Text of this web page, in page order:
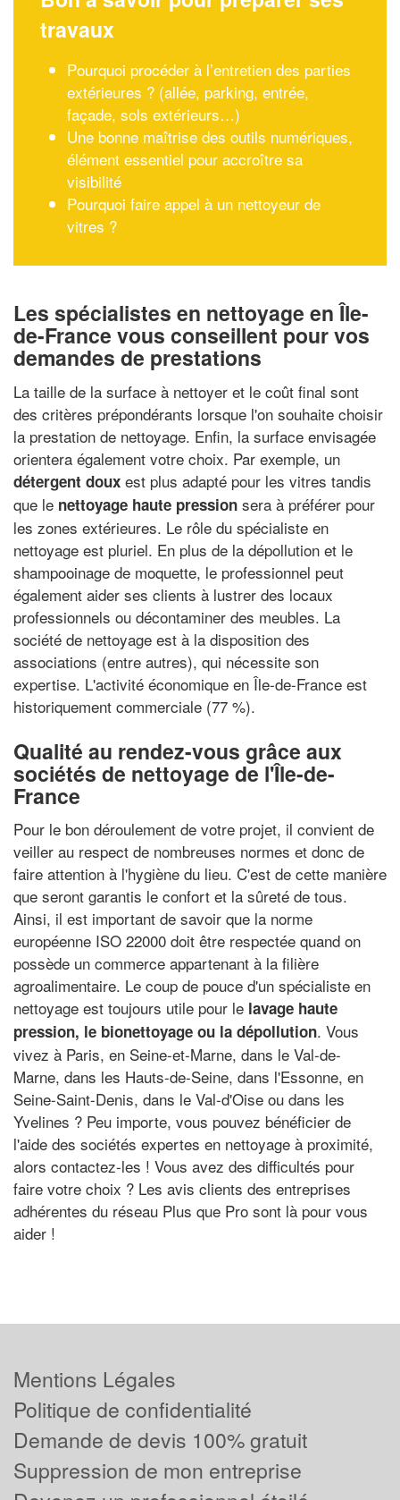
travaux
Pourquoi procéder à l’entretien des parties
extérieures ? (allée, parking, entrée,
façade, sols extérieurs…)
Une bonne maîtrise des outils numériques,
élément essentiel pour accroître sa
visibilité
Pourquoi faire appel à un nettoyeur de
vitres ?
Les spécialistes en nettoyage en Île-
de-France vous conseillent pour vos
demandes de prestations
La taille de la surface à nettoyer et le coût final sont
des critères prépondérants lorsque l'on souhaite choisir
la prestation de nettoyage. Enfin, la surface envisagée
orientera également votre choix. Par exemple, un
détergent doux est plus adapté pour les vitres tandis
que le nettoyage haute pression sera à préférer pour
les zones extérieures. Le rôle du spécialiste en
nettoyage est pluriel. En plus de la dépollution et le
shampooinage de moquette, le professionnel peut
également aider ses clients à lustrer des locaux
professionnels ou décontaminer des meubles. La
société de nettoyage est à la disposition des
associations (entre autres), qui nécessite son
expertise. L'activité économique en Île-de-France est
historiquement commerciale (77 %).
Qualité au rendez-vous grâce aux
sociétés de nettoyage de l'Île-de-
France
Pour le bon déroulement de votre projet, il convient de
veiller au respect de nombreuses normes et donc de
faire attention à l'hygiène du lieu. C'est de cette manière
que seront garantis le confort et la sûreté de tous.
Ainsi, il est important de savoir que la norme
européenne ISO 22000 doit être respectée quand on
possède un commerce appartenant à la filière
agroalimentaire. Le coup de pouce d'un spécialiste en
nettoyage est toujours utile pour le lavage haute
pression, le bionettoyage ou la dépollution. Vous
vivez à Paris, en Seine-et-Marne, dans le Val-de-
Marne, dans les Hauts-de-Seine, dans l'Essonne, en
Seine-Saint-Denis, dans le Val-d'Oise ou dans les
Yvelines ? Peu importe, vous pouvez bénéficier de
l'aide des sociétés expertes en nettoyage à proximité,
alors contactez-les ! Vous avez des difficultés pour
faire votre choix ? Les avis clients des entreprises
adhérentes du réseau Plus que Pro sont là pour vous
aider !
Mentions Légales
Politique de confidentialité
Demande de devis 100% gratuit
Suppression de mon entreprise